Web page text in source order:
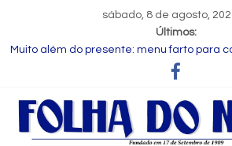
sábado, 8 de agosto,
Últimos:
Muito além do presente: menu farto para
cérebro masculino
Central de Eleições da Rede Bahia inicia
entrevistas com os candidatos ao